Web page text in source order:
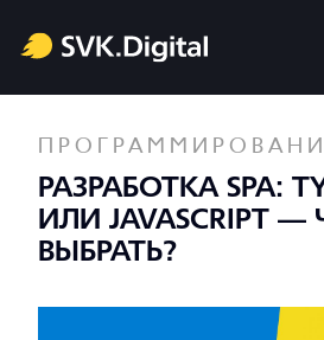
РАЗРАБОТКА SPA:
ИЛИ JAVASCRIPT —
ВЫБРАТЬ?